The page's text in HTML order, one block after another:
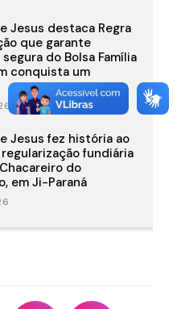
Jesus destaca Regra
que garante
do Bolsa Família
conquista um
Jesus fez história ao
fundiária
do
em Ji-Paraná